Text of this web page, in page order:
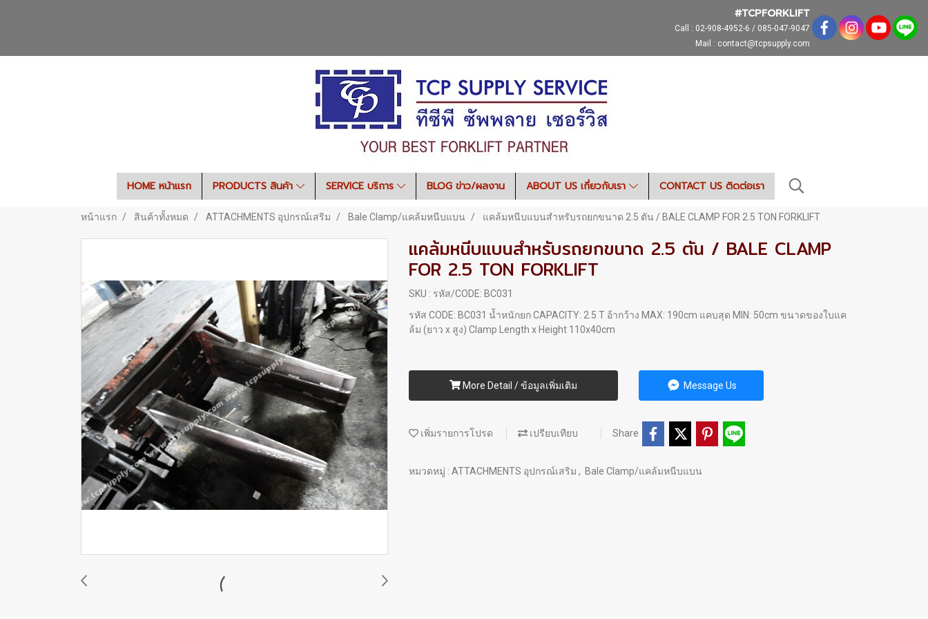
#TCPFORKLIFT
Call : 02-908-4952-6 / 085-047-9047
Mail : contact@tcpsupply.com
HOME หน้าแรก PRODUCTS สินค้า SERVICE บริการ BLOG ข่าว/ผลงาน ABOUT US เกี่ยวกับเรา CONTACT US ติดต่อเรา
หน้าแรก สินค้าทั้งหมด ATTACHMENTS อุปกรณ์เสริม Bale Clamp/แคล้มหนีบแบน แคล้มหนีบแบนสำหรับรถยกขนาด 2.5 ตัน / BALE CLAMP FOR 2.5 TON FORKLIFT
แคล้มหนีบแบนสำหรับรถยกขนาด 2.5 ตัน / BALE CLAMP
FOR 2.5 TON FORKLIFT
SKU : รหัส/CODE: BC031
รหัส CODE: BC031 น้ำหนักยก CAPACITY: 2.5 T อ้ากว้าง MAX: 190cm แคบสุด MIN: 50cm ขนาดของใบแค
ล้ม (ยาว x สูง) Clamp Length x Height 110x40cm
More Detail / ข้อมูลเพิ่มเติม Message Us
เพิ่มรายการโปรด เปรียบเทียบ Share
หมวดหมู่ : ATTACHMENTS อุปกรณ์เสริม , Bale Clamp/แคล้มหนีบแบน